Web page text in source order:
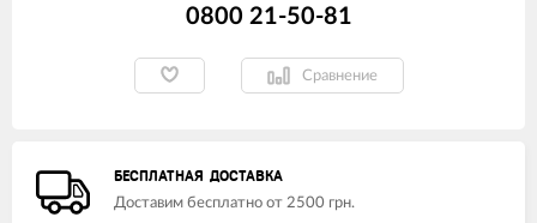
0800 21-50-81
Сравнение
БЕСПЛАТНАЯ ДОСТАВКА
Доставим бесплатно от 2500 грн.